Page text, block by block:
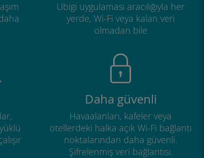
Ubigi uygulaması aracılığıyla her
yerde, Wi-Fi veya kalan veri
olmadan bile
Daha güvenli
Havaalanları, kafeler veya
otellerdeki halka açık Wi-Fi bağlantı
noktalarından daha güvenli.
Şifrelenmiş veri bağlantısı.